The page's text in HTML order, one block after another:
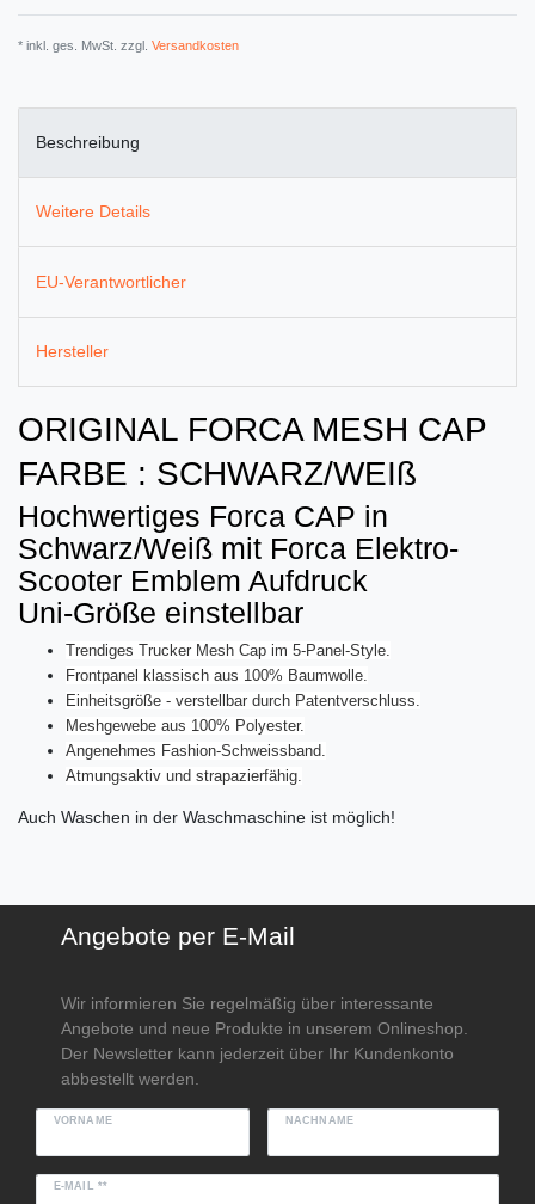
* inkl. ges. MwSt. zzgl. Versandkosten
Beschreibung
Weitere Details
EU-Verantwortlicher
Hersteller
ORIGINAL FORCA MESH CAP
FARBE : SCHWARZ/WEIß
Hochwertiges Forca CAP in
Schwarz/Weiß mit Forca Elektro-
Scooter Emblem Aufdruck
Uni-Größe einstellbar
Trendiges Trucker Mesh Cap im 5-Panel-Style.
Frontpanel klassisch aus 100% Baumwolle.
Einheitsgröße - verstellbar durch Patentverschluss.
Meshgewebe aus 100% Polyester.
Angenehmes Fashion-Schweissband.
Atmungsaktiv und strapazierfähig.
Auch Waschen in der Waschmaschine ist möglich!
Angebote per E-Mail
Wir informieren Sie regelmäßig über interessante
Angebote und neue Produkte in unserem Onlineshop.
Der Newsletter kann jederzeit über Ihr Kundenkonto
abbestellt werden.
VORNAME NACHNAME
E-MAIL **